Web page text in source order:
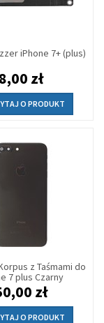
iPhone 7+ (plus)
8,00 zł
O PRODUKT
z Taśmami do
7 plus Czarny
zł
O PRODUKT